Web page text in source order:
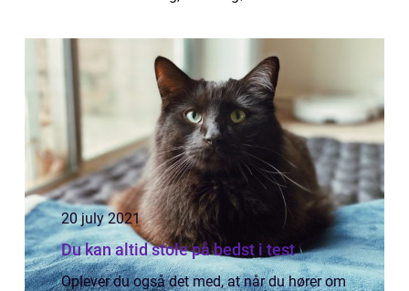
at du behøver at ...
20 july 2021
Du kan altid stole på bedst i test
Oplever du også det med, at når du hører om